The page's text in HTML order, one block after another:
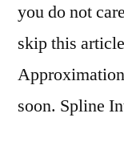
you do not
skip this
soon. Spline